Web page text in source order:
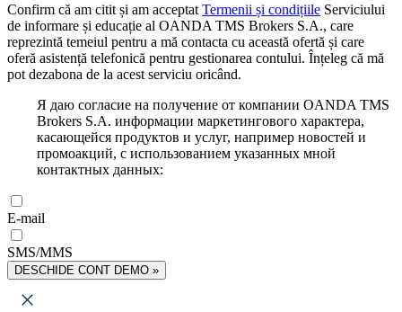
Confirm că am citit și am acceptat Termenii și condițiile Serviciului
de informare și educație al OANDA TMS Brokers S.A., care
reprezintă temeiul pentru a mă contacta cu această ofertă și care
oferă asistență telefonică pentru gestionarea contului. Înțeleg că mă
pot dezabona de la acest serviciu oricând.
Я даю согласие на получение от компании OANDA TMS
Brokers S.A. информации маркетингового характера,
касающейся продуктов и услуг, например новостей и
промоакций, с использованием указанных мной
контактных данных:
E-mail
SMS/MMS
DESCHIDE CONT DEMO »